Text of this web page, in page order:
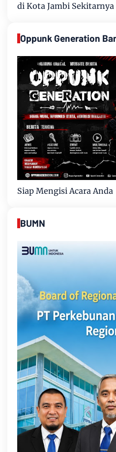
di Kota Jambi
Oppunk Generation
Siap Mengisi Acara Anda
BUMN